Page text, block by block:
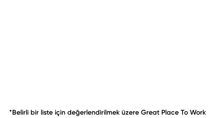
*Belirli bir liste için değerlendirilmek üzere Great Place To Work